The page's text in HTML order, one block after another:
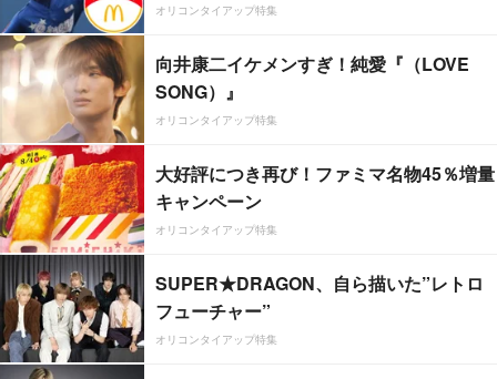
オリコンタイアップ特集
向井康二イケメンすぎ！純愛『（LOVE
SONG）』
オリコンタイアップ特集
大好評につき再び！ファミマ名物45％増量
キャンペーン
オリコンタイアップ特集
SUPER★DRAGON、自ら描いた”レトロ
フューチャー”
オリコンタイアップ特集